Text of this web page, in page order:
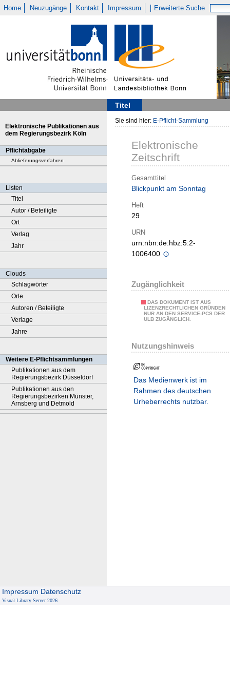
Home Neuzugänge Kontakt Impressum Erweiterte Suche
Titel
Elektronische Publikationen aus
dem Regierungsbezirk Köln
Pflichtabgabe
Ablieferungsverfahren
Listen
Titel
Autor / Beteiligte
Ort
Verlag
Jahr
Clouds
Schlagwörter
Orte
Autoren / Beteiligte
Verlage
Jahre
Weitere E-Pflichtsammlungen
Publikationen aus dem
Regierungsbezirk Düsseldorf
Publikationen aus den
Regierungsbezirken Münster,
Arnsberg und Detmold
Sie sind hier: E-Pflicht-Sammlung
Elektronische
Zeitschrift
Gesamttitel
Blickpunkt am Sonntag
Heft
29
URN
urn:nbn:de:hbz:5:2-
1006400
Zugänglichkeit
DAS DOKUMENT IST AUS
LIZENZRECHTLICHEN GRÜNDEN
NUR AN DEN SERVICE-PCS DER
ULB ZUGÄNGLICH.
Nutzungshinweis
Das Medienwerk ist im
Rahmen des deutschen
Urheberrechts nutzbar.
Impressum Datenschutz
Visual Library Server 2026